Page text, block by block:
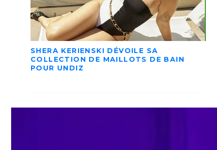
SHERA KERIENSKI DÉVOILE SA
COLLECTION DE MAILLOTS DE BAIN
POUR UNDIZ